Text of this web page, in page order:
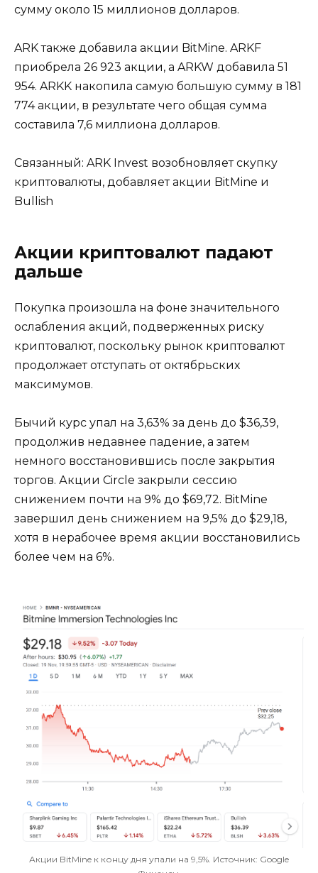
сумму около 15 миллионов долларов.
ARK также добавила акции BitMine. ARKF
приобрела 26 923 акции, а ARKW добавила 51
954. ARKK накопила самую большую сумму в 181
774 акции, в результате чего общая сумма
составила 7,6 миллиона долларов.
Связанный: ARK Invest возобновляет скупку
криптовалюты, добавляет акции BitMine и
Bullish
Акции криптовалют падают
дальше
Покупка произошла на фоне значительного
ослабления акций, подверженных риску
криптовалют, поскольку рынок криптовалют
продолжает отступать от октябрьских
максимумов.
Бычий курс упал на 3,63% за день до $36,39,
продолжив недавнее падение, а затем
немного восстановившись после закрытия
торгов. Акции Circle закрыли сессию
снижением почти на 9% до $69,72. BitMine
завершил день снижением на 9,5% до $29,18,
хотя в нерабочее время акции восстановились
более чем на 6%.
Акции BitMine к концу дня упали на 9,5%. Источник: Google